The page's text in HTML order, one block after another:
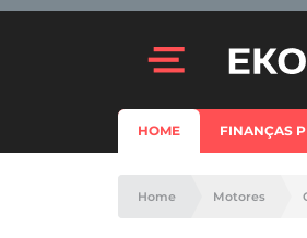
HOME FINANÇAS
Home Motores